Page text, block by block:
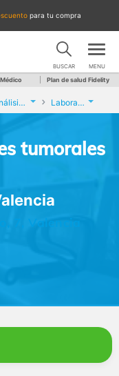
para tu compra
BUSCAR MENU
Plan de salud Fidelity
Análisis de marcadores tumorales masculinos Laboratorio Echevarne Valencia
tumorales